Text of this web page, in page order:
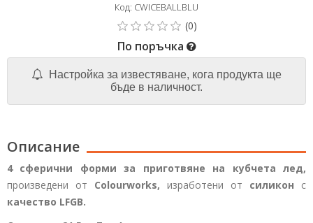
Код: CWICEBALLBLU
По поръчка
бъде в наличност.
Описание
4 сферични форми за приготвяне на кубчета лед,
произведени от Colourworks, изработени от силикон с
качество LFGB.